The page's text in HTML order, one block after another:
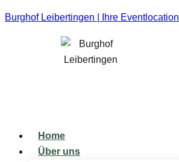
Burghof Leibertingen | Ihre Eventlocation
Home
Über uns